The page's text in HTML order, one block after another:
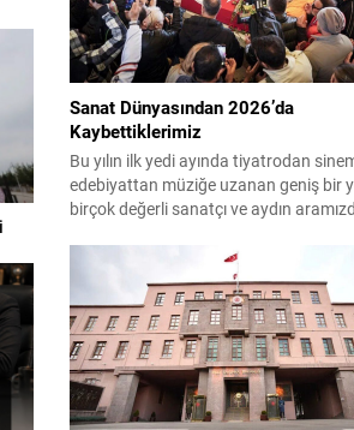
tespit...
Sanat Dünyasından 2026’da
Kaybettiklerimiz
Bu yılın ilk yedi ayında tiyatrodan
edebiyattan müziğe uzanan geniş bir
birçok değerli sanatçı ve aydın
kültür ve sanat camiasında derin
Kaybettiklerimizin anısına, yaşamları
üretip bıraktıkları eserler ve katkılar
hatırlanıyor; sanat dünyasının
kalıcı...